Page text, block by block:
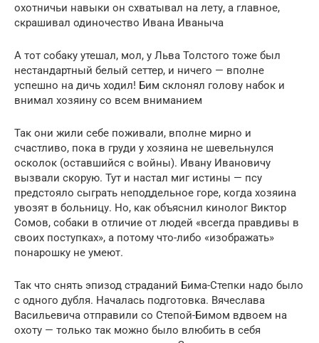
охотничьи навыки он схватывал на лету, а главное,
скрашивал одиночество Ивана Иваныча
А тот собаку утешал, мол, у Льва Толстого тоже был
нестандартный белый сеттер, и ничего — вполне
успешно на дичь ходил! Бим склонял голову набок и
внимал хозяину со всем вниманием
Так они жили себе поживали, вполне мирно и
счастливо, пока в груди у хозяина не шевельнулся
осколок (оставшийся с войны). Ивану Ивановичу
вызвали скорую. Тут и настал миг истины — псу
предстояло сыграть неподдельное горе, когда хозяина
увозят в больницу. Но, как объяснил кинолог Виктор
Сомов, собаки в отличие от людей «всегда правдивы в
своих поступках», а потому что-либо «изображать»
понарошку не умеют.
Так что снять эпизод страданий Бима-Степки надо было
с одного дубля. Началась подготовка. Вячеслава
Васильевича отправили со Степой-Бимом вдвоем на
охоту — только так можно было влюбить в себя